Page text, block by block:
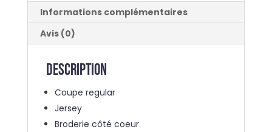
Informations complémentaires
Avis (0)
Description
Coupe regular
Jersey
Broderie côté coeur